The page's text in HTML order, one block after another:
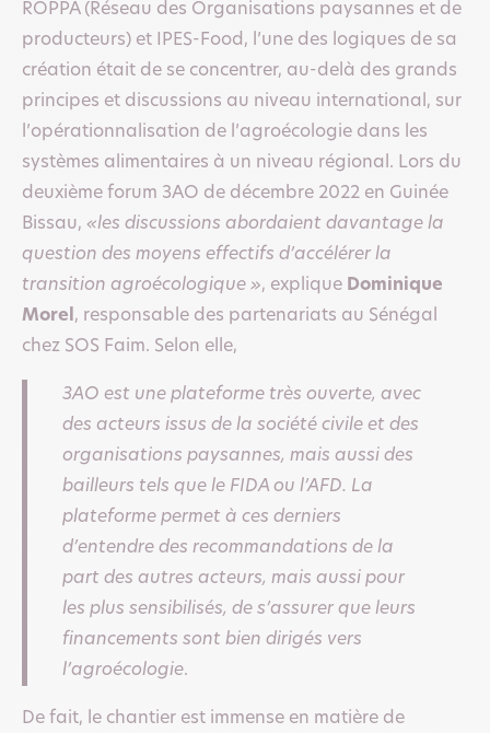
ROPPA (Réseau des Organisations paysannes et de
producteurs) et IPES-Food, l’une des logiques de sa
création était de se concentrer, au-delà des grands
principes et discussions au niveau international, sur
l’opérationnalisation de l’agroécologie dans les
systèmes alimentaires à un niveau régional. Lors du
deuxième forum 3AO de décembre 2022 en Guinée
Bissau, «les discussions abordaient davantage la
question des moyens effectifs d’accélérer la
transition agroécologique », explique Dominique
Morel , responsable des partenariats au Sénégal
chez SOS Faim. Selon elle,
3AO est une plateforme très ouverte, avec
des acteurs issus de la société civile et des
organisations paysannes, mais aussi des
bailleurs tels que le FIDA ou l’AFD. La
plateforme permet à ces derniers
d’entendre des recommandations de la
part des autres acteurs, mais aussi pour
les plus sensibilisés, de s’assurer que leurs
financements sont bien dirigés vers
l’agroécologie.
De fait, le chantier est immense en matière de